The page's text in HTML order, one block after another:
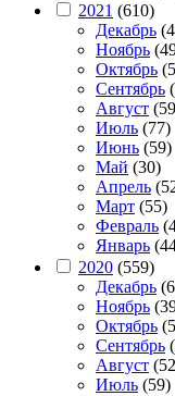
2021 (610)
Декабрь
Ноябрь
Октябрь
Сентябрь
Август
Июль (77)
Июнь (59)
Май (30)
Апрель
Март (55)
Февраль
Январь
2020 (559)
Декабрь
Ноябрь
Октябрь
Сентябрь
Август
Июль (59)